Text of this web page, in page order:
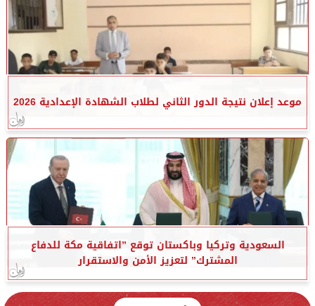
موعد إعلان نتيجة الدور الثاني لطلاب الشهادة الإعدادية 2026
السعودية وتركيا وباكستان توقع ”اتفاقية مكة للدفاع
المشترك” لتعزيز الأمن والاستقرار